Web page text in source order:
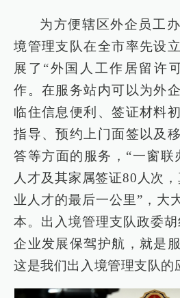
为方便辖区外企员工
境管理支队在全市率先设
展了“外国人工作居留许
作。在服务站内可以为外
临住信息便利、签证材料
指导、预约上门面签以及
答等方面的服务，“一窗联
人才及其家属签证80人次
业人才的最后一公里”，大
本。出入境管理支队政委
企业发展保驾护航，就是
这是我们出入境管理支队的